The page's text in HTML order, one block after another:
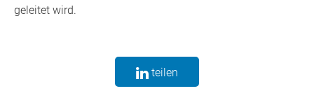
geleitet wird.
teilen